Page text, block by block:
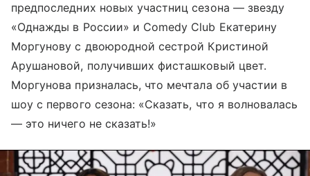
предпоследних новых участниц сезона — звезду
«Однажды в России» и Comedy Club Екатерину
Моргунову с двоюродной сестрой Кристиной
Арушановой, получивших фисташковый цвет.
Моргунова призналась, что мечтала об участии в
шоу с первого сезона: «Сказать, что я волновалась
— это ничего не сказать!»